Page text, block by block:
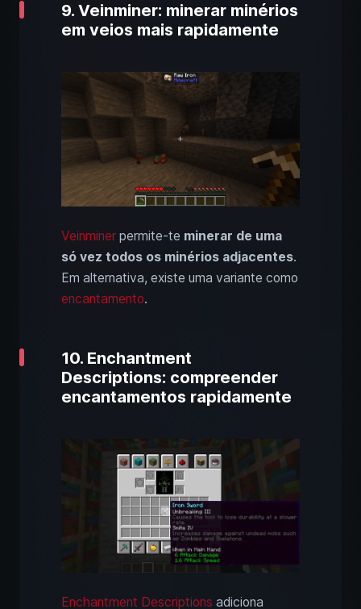
9. Veinminer: minerar minérios
em veios mais rapidamente
Veinminer permite-te minerar de uma
só vez todos os minérios adjacentes.
Em alternativa, existe uma variante como
encantamento.
10. Enchantment
Descriptions: compreender
encantamentos rapidamente
Enchantment Descriptions adiciona